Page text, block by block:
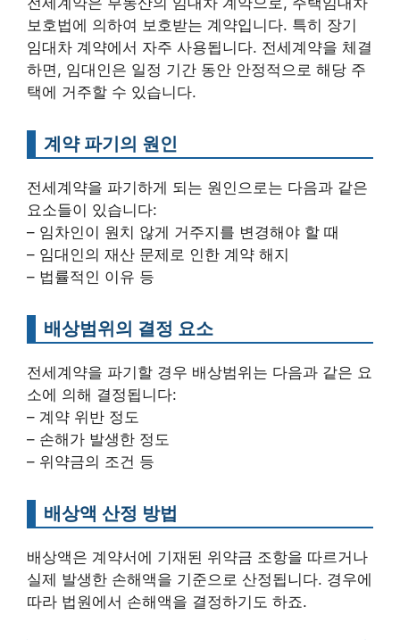
보호법에 의하여 보호받는 계약입니다. 특히 장기
임대차 계약에서 자주 사용됩니다. 전세계약을 체결
하면, 임대인은 일정 기간 동안 안정적으로 해당 주
택에 거주할 수 있습니다.
계약 파기의 원인
전세계약을 파기하게 되는 원인으로는 다음과 같은
요소들이 있습니다:
– 임차인이 원치 않게 거주지를 변경해야 할 때
– 임대인의 재산 문제로 인한 계약 해지
– 법률적인 이유 등
배상범위의 결정 요소
전세계약을 파기할 경우 배상범위는 다음과 같은 요
소에 의해 결정됩니다:
– 계약 위반 정도
– 손해가 발생한 정도
– 위약금의 조건 등
배상액 산정 방법
배상액은 계약서에 기재된 위약금 조항을 따르거나
실제 발생한 손해액을 기준으로 산정됩니다. 경우에
따라 법원에서 손해액을 결정하기도 하죠.